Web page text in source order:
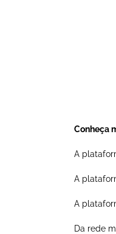
Conheça
A
A
A
Da rede